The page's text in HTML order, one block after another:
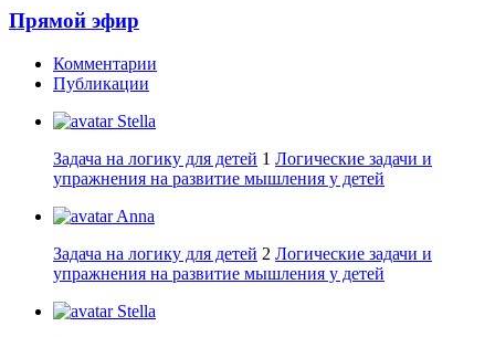
Прямой эфир
Комментарии
Публикации
Stella
Задача на логику для детей 1 Логические задачи и
упражнения на развитие мышления у детей
Anna
Задача на логику для детей 2 Логические задачи и
упражнения на развитие мышления у детей
Stella